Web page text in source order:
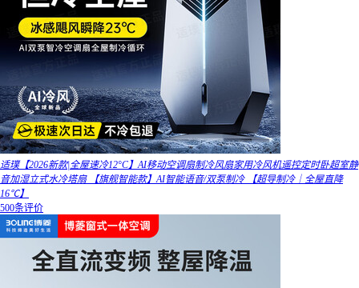
适璞【2026新款|全屋速冷12°C】AI移动空调扇制冷风扇家用冷风机遥控定时卧超室静
音加湿立式水冷塔扇 【旗舰智能款】AI智能语音/双泵制冷 【超导制冷｜全屋直降
16℃】
500条评价